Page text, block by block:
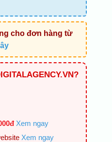
cho đơn hàng từ
Xem ngay
Xem ngay